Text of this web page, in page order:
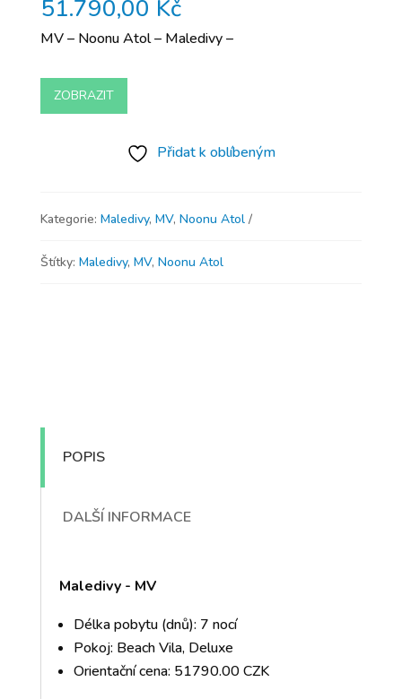
51.790,00 Kč
MV – Noonu Atol – Maledivy –
ZOBRAZIT
Přidat k oblíbeným
Kategorie: Maledivy, MV, Noonu Atol
Štítky: Maledivy, MV, Noonu Atol
POPIS
DALŠÍ INFORMACE
Maledivy - MV
Délka pobytu (dnů): 7 nocí
Pokoj: Beach Vila, Deluxe
Orientační cena: 51790.00 CZK